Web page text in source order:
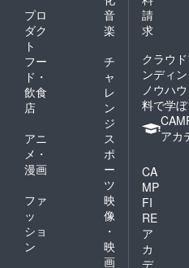
プロ
ダク
ト
音
楽
フー
ド・
飲食
店
チ
ャ
レ
ン
ジ
アニ
メ・
漫画
ス
ポ
ー
ツ
ファ
ッ
ショ
ン
映
像
・
映
画
請
求
クラウ
ンディ
ノウハ
料で学ぼ
アカ
CA
MP
FI
RE
ア
カ
デ